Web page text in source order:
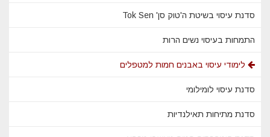
סדנת עיסוי בשיטת ה'טוק סן' Tok Sen
התמחות בעיסוי נשים הרות
לימודי עיסוי באבנים חמות למטפלים
סדנת עיסוי לומילומי
סדנת מתיחות תאילנדיות